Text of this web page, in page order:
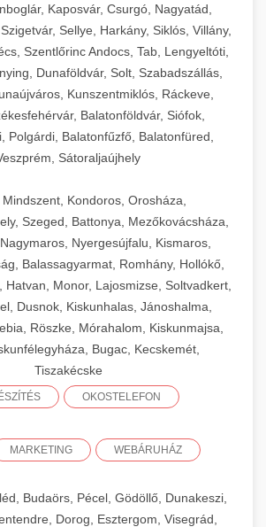
Kaposvár, Csurgó, Nagyatád,
Sellye, Harkány, Siklós, Villány,
Szentlőrinc Andocs, Tab, Lengyeltóti,
Dunaföldvár, Solt, Szabadszállás,
Kunszentmiklós, Ráckeve,
Balatonföldvár, Siófok,
Polgárdi, Balatonfűzfő, Balatonfüred,
Sátoraljaújhely
Kondoros, Orosháza,
Szeged, Battonya, Mezőkovácsháza,
Nyergesújfalu, Kismaros,
Balassagyarmat, Romhány, Hollókő,
Hatvan, Monor, Lajosmizse, Soltvadkert,
Dusnok, Kiskunhalas, Jánoshalma,
Röszke, Mórahalom, Kiskunmajsa,
Bugac, Kecskemét,
Tiszakécske
OKOSTELEFON
MARKETING WEBÁRUHÁZ
Budaörs, Pécel, Gödöllő, Dunakeszi,
Dorog, Esztergom, Visegrád,